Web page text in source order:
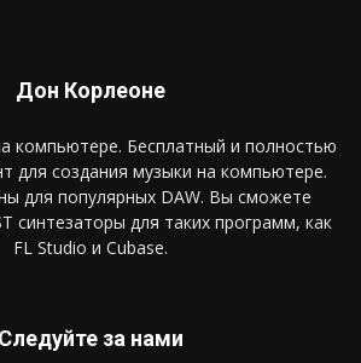
Дон Корлеоне
компьютере. Бесплатный и полностью
для создания музыки на компьютере.
для популярных DAW. Вы сможете
синтезаторы для таких программ, как
FL Studio и Cubase.
Следуйте за нами